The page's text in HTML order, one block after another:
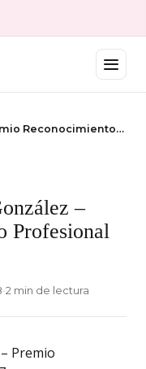
Reconocimiento…
–
Profesional
•2 min de lectura